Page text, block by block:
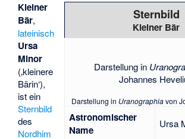
Sternbild
Kleiner Bär
Darstellung in
Johannes
Darstellung in Uranographiavon
Astronomischer
Name
Ursa
Kleiner
Bär,
lateinisch
Ursa
Minor
(‚kleinere
Bärin‘),
ist ein
Sternbild
des
Nordhim